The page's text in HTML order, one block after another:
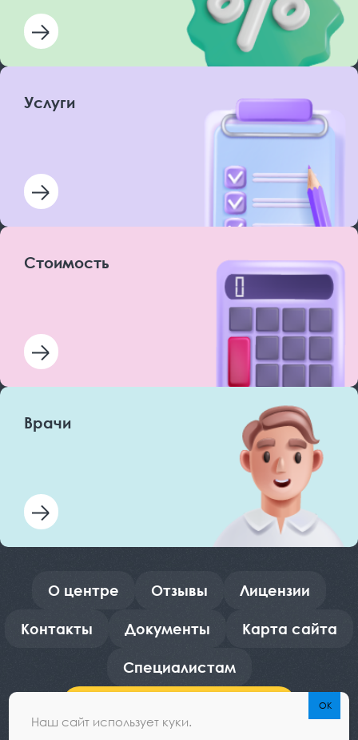
Услуги
Стоимость
Врачи
О центре Отзывы Лицензии
Контакты Документы Карта сайта
Специалистам
Наш сайт использует куки.